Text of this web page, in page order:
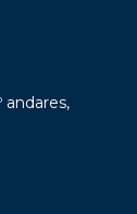
andares,